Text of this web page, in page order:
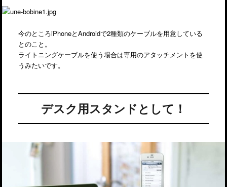
今のところiPhoneとAndroidで2種類のケーブルを用意している
とのこと。
ライトニングケーブルを使う場合は専用のアタッチメントを使
うみたいです。
デスク用スタンドとして！